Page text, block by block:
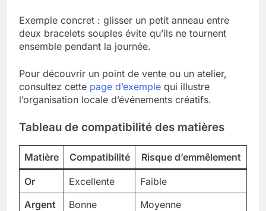
Exemple concret : glisser un petit anneau entre
deux bracelets souples évite qu’ils ne tournent
ensemble pendant la journée.
Pour découvrir un point de vente ou un atelier,
consultez cette page d’exemple qui illustre
l’organisation locale d’événements créatifs.
Tableau de compatibilité des matières
Matière Compatibilité Risque d’emmêlement
Or Excellente
Faible
Argent
Bonne
Moyenne